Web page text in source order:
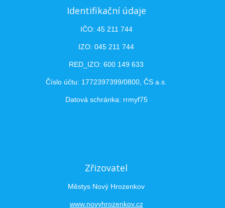
Identifikační údaje
IČO: 45 211 744
IZO: 045 211 744
RED_IZO: 600 149 633
Číslo účtu: 1772397399/0800, ČS a.s.
Datová schránka: rrmyf75
Zřizovatel
Městys Nový Hrozenkov
www.novyhrozenkov.cz